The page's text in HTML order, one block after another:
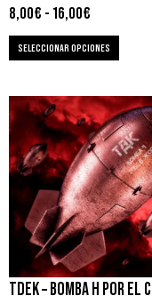
8,00€ - 16,00€
SELECCIONAR OPCIONES